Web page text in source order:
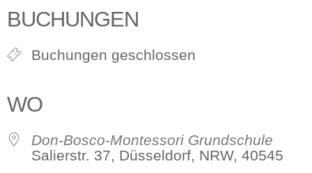
BUCHUNGEN
Buchungen geschlossen
WO
Don-Bosco-Montessori Grundschule
Salierstr. 37, Düsseldorf, NRW, 40545